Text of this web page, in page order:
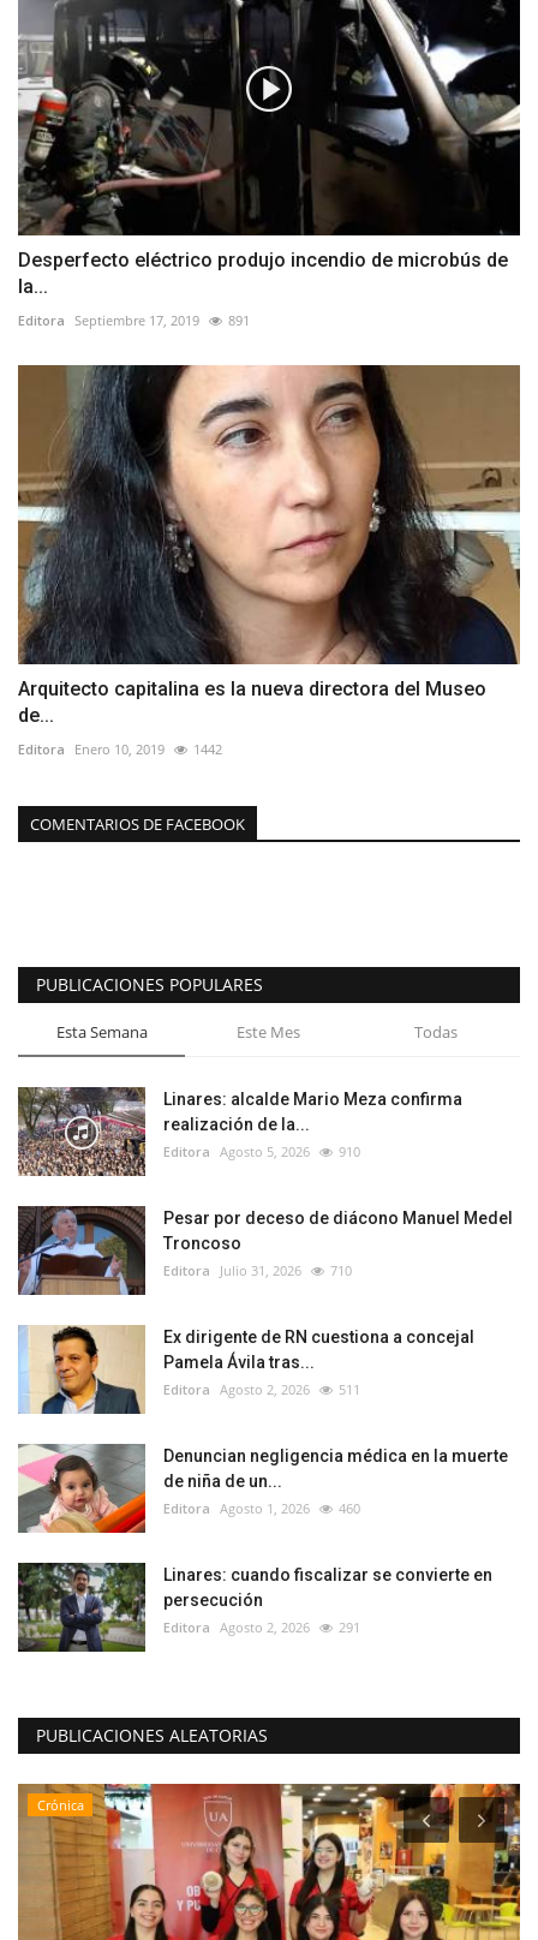
Desperfecto eléctrico produjo incendio de microbús de
la...
Editora Septiembre 17, 2019 891
Arquitecto capitalina es la nueva directora del Museo
de...
Editora Enero 10, 2019 1442
COMENTARIOS DE FACEBOOK
PUBLICACIONES POPULARES
Esta Semana Este Mes Todas
Linares: alcalde Mario Meza confirma
realización de la...
Editora Agosto 5, 2026 910
Pesar por deceso de diácono Manuel Medel
Troncoso
Editora Julio 31, 2026 710
Ex dirigente de RN cuestiona a concejal
Pamela Ávila tras...
Editora Agosto 2, 2026 511
Denuncian negligencia médica en la muerte
de niña de un...
Editora Agosto 1, 2026 460
Linares: cuando fiscalizar se convierte en
persecución
Editora Agosto 2, 2026 291
PUBLICACIONES ALEATORIAS
Crónica